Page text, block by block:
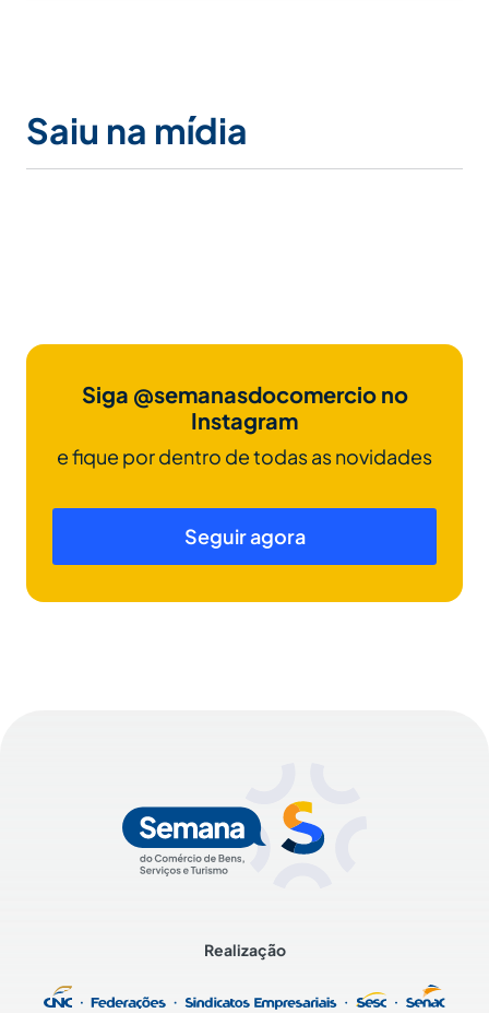
Saiu na mídia
Siga @semanasdocomercio no
Instagram
e fique por dentro de todas as novidades
Seguir agora
Realização